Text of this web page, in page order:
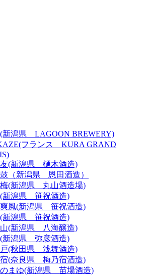
新潟県 LAGOON BREWERY)
フランス KURA GRAND
(新潟県 樋木酒造)
（新潟県 恩田酒造）
(新潟県 丸山酒造場)
新潟県 笹祝酒造)
風(新潟県 笹祝酒造)
新潟県 笹祝酒造)
山(新潟県 八海醸造)
新潟県 弥彦酒造)
(秋田県 浅舞酒造)
(奈良県 梅乃宿酒造)
まゆ(新潟県 苗場酒造)